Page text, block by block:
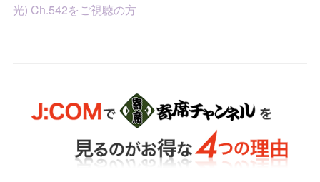
光) Ch.542をご視聴の方